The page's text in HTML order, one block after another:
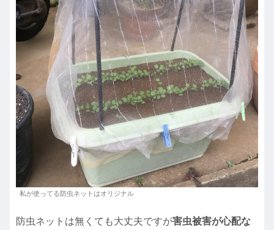
私が使ってる防虫ネットはオリジナル
防虫ネットは無くても大丈夫ですが害虫被害が心配な